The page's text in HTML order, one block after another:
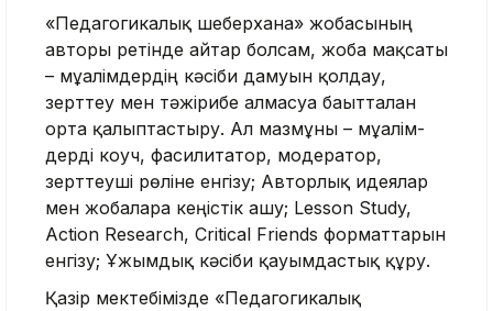
«Педагогикалық шеберхана» жо­ба­сының
авторы ретінде айтар болсам, жоба мақсаты
– мұғалімдердің кәсіби дамуын қолдау,
зерттеу мен тәжірибе ал­ма­суға бағытталған
орта қалып­тастыру. Ал мазмұны – мұғалім­
дерді коуч, фасилитатор, модератор,
зерттеуші рөліне енгізу; Авторлық идеялар
мен жобаларға кеңістік ашу; Lesson Study,
Action Research, Critical Friends форматтарын
енгізу; Ұжымдық кәсіби қауымдастық құру.
Қазір мектебімізде «Педа­го­гикалық